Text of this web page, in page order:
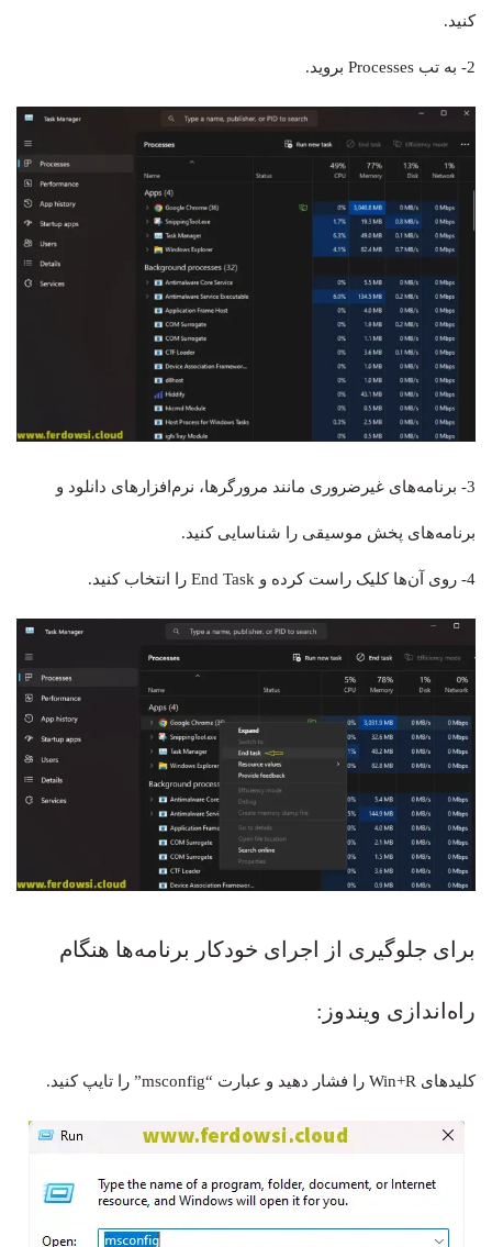
کنید.
2- به تب Processes بروید.
3- برنامه‌های غیرضروری مانند مرورگرها، نرم‌افزارهای دانلود و
برنامه‌های پخش موسیقی را شناسایی کنید.
4- روی آن‌ها کلیک راست کرده و End Task را انتخاب کنید.
برای جلوگیری از اجرای خودکار برنامه‌ها هنگام
راه‌اندازی ویندوز:
کلیدهای Win+R را فشار دهید و عبارت “msconfig” را تایپ کنید.